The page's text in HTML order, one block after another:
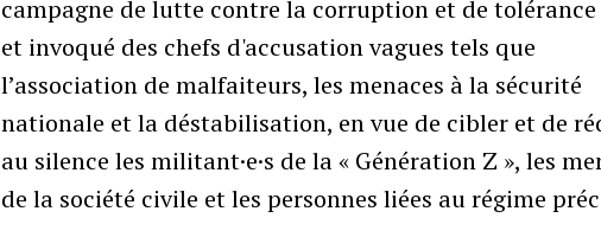
campagne de lutte contre la corruption et de tolérance
et invoqué des chefs d'accusation vagues tels que
l’association de malfaiteurs, les menaces à la sécurité
nationale et la déstabilisation, en vue de cibler et de
au silence les militant·e·s de la « Génération Z », les
de la société civile et les personnes liées au régime